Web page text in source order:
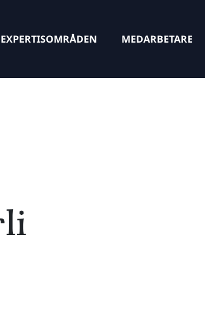
EXPERTISOMRÅDEN MEDARBETARE